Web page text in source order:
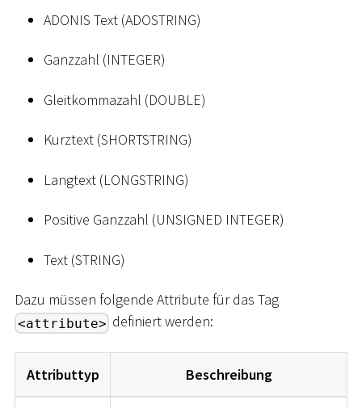
ADONIS Text (ADOSTRING)
Ganzzahl (INTEGER)
Gleitkommazahl (DOUBLE)
Kurztext (SHORTSTRING)
Langtext (LONGSTRING)
Positive Ganzzahl (UNSIGNED INTEGER)
Text (STRING)
Dazu müssen folgende Attribute für das Tag
<attribute> definiert werden:
Attributtyp Beschreibung